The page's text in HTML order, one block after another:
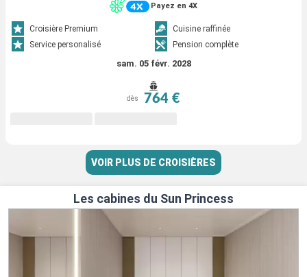
Payez en 4X
Croisière Premium
Cuisine raffinée
Service personalisé
Pension complète
sam. 05 févr. 2028
dès 764 €
VOIR PLUS DE CROISIÈRES
Les cabines du Sun Princess